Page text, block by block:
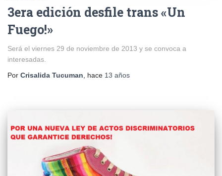
3era edición desfile trans «Un
Fuego!»
Será el viernes 29 de noviembre de 2013 y se convoca a
interesadas.
Por Crisalida Tucuman , hace 13 años